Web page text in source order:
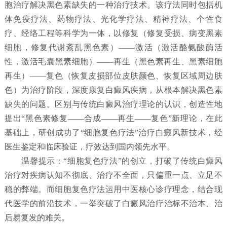
胞治疗解决黑色素缺失的一种治疗技术。该疗法同时包括机
体免疫疗法、药物疗法、光化学疗法、精神疗法、个性食
疗、经络工程等科学为一体，以修复（修复受损、病变黑素
细胞，修复代谢紊乱黑色素）——激活（激活酪氨酸酶活
性，激活毛囊黑素细胞）——再生（黑色素再生、黑素细胞
再生）——复色（恢复皮损部位皮肤颜色、恢复区域周边肤
色）为治疗阶段，深度康复白癜风疾病，从根本解决黑色素
缺失的问题。区别与传统白癜风治疗理论的认识，创造性地
提出“黑色素修复——合成——再生——复色”新理论，在此
基础上，研创成功了“细胞复色疗法”治疗白癜风新技术，经
医生鉴定和临床验证，疗效达到国内领先水平。
温馨提示：“细胞复色疗法”的创立，打破了传统白癜风
治疗对疾病认知不彻底、治疗不全面，只偏重一点、立足不
稳的弊端。而细胞复色疗法运用中医核心诊疗理念，结合现
代医学的前沿技术，一举突破了白癜风治疗治标不治本、治
后易复发的难关。